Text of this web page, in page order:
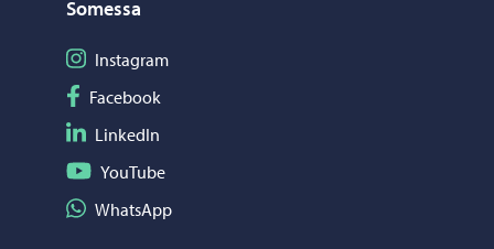
Somessa
Seuraa Instagram
Instagram
Seuraa Facebook
Facebook
Seuraa LinkedIn
LinkedIn
Seuraa YouTube
YouTube
Jaa WhatsApp
WhatsApp